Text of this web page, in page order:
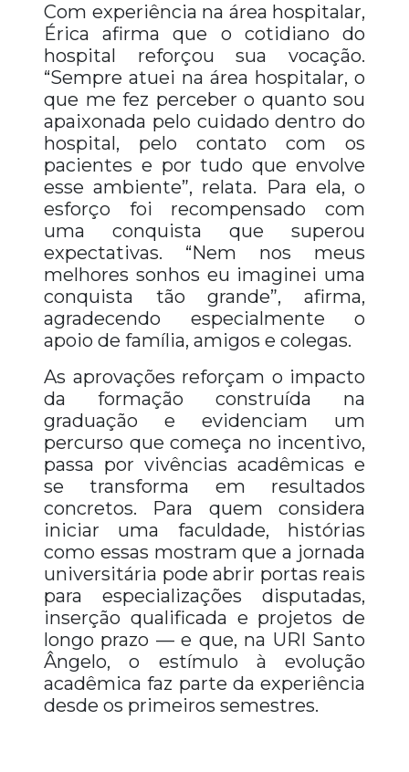
Com experiência na área hospitalar,
Érica afirma que o cotidiano do
hospital reforçou sua vocação.
“Sempre atuei na área hospitalar, o
que me fez perceber o quanto sou
apaixonada pelo cuidado dentro do
hospital, pelo contato com os
pacientes e por tudo que envolve
esse ambiente”, relata. Para ela, o
esforço foi recompensado com
uma conquista que superou
expectativas. “Nem nos meus
melhores sonhos eu imaginei uma
conquista tão grande”, afirma,
agradecendo especialmente o
apoio de família, amigos e colegas.
As aprovações reforçam o impacto
da formação construída na
graduação e evidenciam um
percurso que começa no incentivo,
passa por vivências acadêmicas e
se transforma em resultados
concretos. Para quem considera
iniciar uma faculdade, histórias
como essas mostram que a jornada
universitária pode abrir portas reais
para especializações disputadas,
inserção qualificada e projetos de
longo prazo — e que, na URI Santo
Ângelo, o estímulo à evolução
acadêmica faz parte da experiência
desde os primeiros semestres.